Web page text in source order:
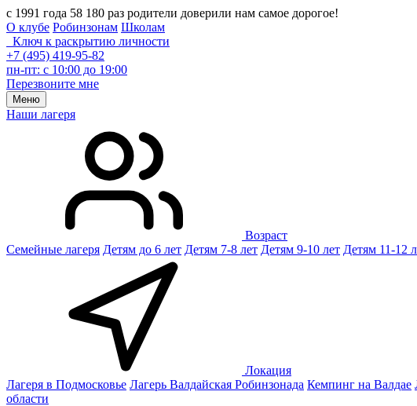
с 1991 года 58 180 раз родители доверили нам самое дорогое!
О клубе Робинзонам Школам
Ключ к раскрытию личности
+7 (495) 419-95-82
пн-пт: с 10:00 до 19:00
Перезвоните мне
Меню
Наши лагеря
Возраст
Семейные лагеря Детям до 6 лет Детям 7-8 лет Детям 9-10 лет Детям 11-12
Локация
Лагеря в Подмосковье Лагерь Валдайская Робинзонада Кемпинг на Валдае
области